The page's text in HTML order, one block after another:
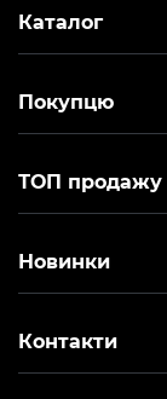
Каталог
Покупцю
ТОП продажу
Новинки
Контакти